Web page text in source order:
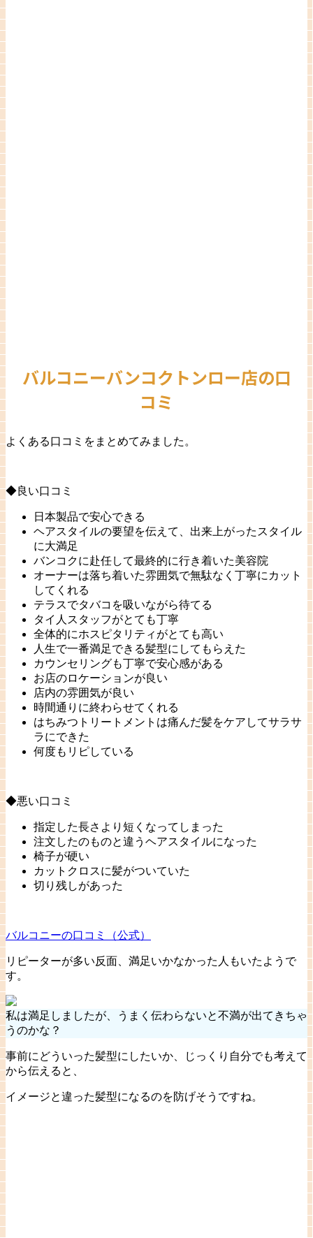
バルコニーバンコクトンロー店の口
コミ
よくある口コミをまとめてみました。
◆良い口コミ
日本製品で安心できる
ヘアスタイルの要望を伝えて、出来上がったスタイル
に大満足
バンコクに赴任して最終的に行き着いた美容院
オーナーは落ち着いた雰囲気で無駄なく丁寧にカット
してくれる
テラスでタバコを吸いながら待てる
タイ人スタッフがとても丁寧
全体的にホスピタリティがとても高い
人生で一番満足できる髪型にしてもらえた
カウンセリングも丁寧で安心感がある
お店のロケーションが良い
店内の雰囲気が良い
時間通りに終わらせてくれる
はちみつトリートメントは痛んだ髪をケアしてサラサ
ラにできた
何度もリピしている
◆悪い口コミ
指定した長さより短くなってしまった
注文したのものと違うヘアスタイルになった
椅子が硬い
カットクロスに髪がついていた
切り残しがあった
バルコニーの口コミ（公式）
リピーターが多い反面、満足いかなかった人もいたようで
す。
私は満足しましたが、うまく伝わらないと不満が出てきちゃ
うのかな？
事前にどういった髪型にしたいか、じっくり自分でも考えて
から伝えると、
イメージと違った髪型になるのを防げそうですね。